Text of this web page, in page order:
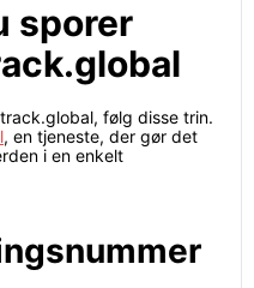
sporer
følg disse trin.
, en tjeneste, der gør det
i en enkelt